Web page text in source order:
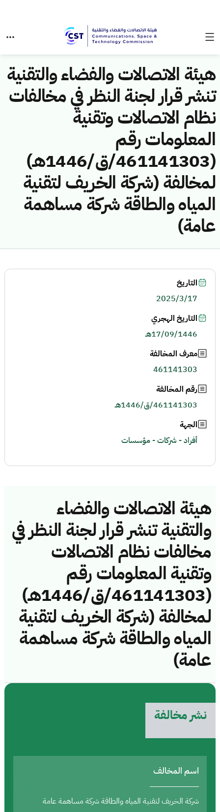
هيئة الاتصالات والفضاء والتقنية
تنشر قرار لجنة النظر في مخالفات
نظام الاتصالات وتقنية
المعلومات رقم
(461141303/ق/1446هـ)
لمخالفة (شركة الخريف لتقنية
المياه والطاقة شركة مساهمة
عامة)
هيئة الاتصالات والفضاء
والتقنية تنشر قرار لجنة النظر في
مخالفات نظام الاتصالات
وتقنية المعلومات رقم
(461141303/ق/1446هـ)
لمخالفة (شركة الخريف لتقنية
المياه والطاقة شركة مساهمة
عامة)
نشر مخالفة
اسم المخالف
شركة الخريف لتقنية المياه والطاقة شركة مساهمة عامة
التاريخ
2025/3/17
التاريخ الهجري
17/09/1446هـ
معرف المخالفة
461141303
رقم المخالفة
461141303/ق/1446هـ
الجهة
أفراد - شركات - مؤسسات